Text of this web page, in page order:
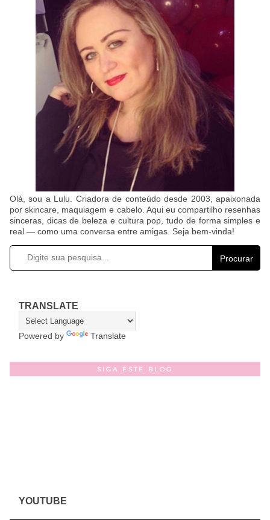
Olá, sou a Lulu. Criadora de conteúdo desde 2003, apaixonada
por skincare, maquiagem e cabelo. Aqui eu compartilho resenhas
sinceras, dicas de beleza e cultura pop, tudo de forma simples e
real — como uma conversa entre amigas. Seja bem-vinda!
Procurar
TRANSLATE
Powered by Translate
SIGA ESTE BLOG
YOUTUBE